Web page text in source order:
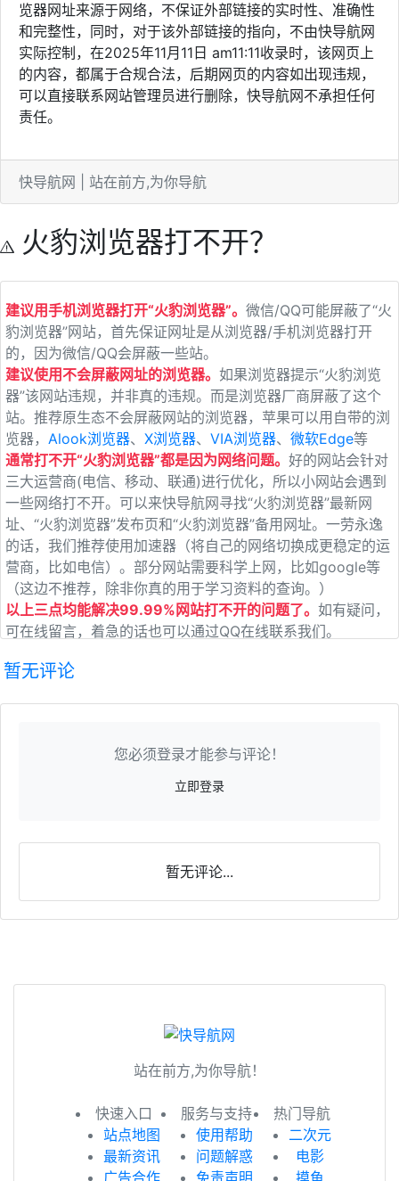
览器网址来源于网络，不保证外部链接的实时性、准确性
和完整性，同时，对于该外部链接的指向，不由快导航网
实际控制，在2025年11月11日 am11:11收录时，该网页上
的内容，都属于合规合法，后期网页的内容如出现违规，
可以直接联系网站管理员进行删除，快导航网不承担任何
责任。
快导航网 | 站在前方,为你导航
火豹浏览器打不开？
建议用手机浏览器打开“火豹浏览器”。 微信/QQ可能屏蔽了“火
豹浏览器”网站，首先保证网址是从浏览器/手机浏览器打开
的，因为微信/QQ会屏蔽一些站。
建议使用不会屏蔽网址的浏览器。 如果浏览器提示“火豹浏览
器”该网站违规，并非真的违规。而是浏览器厂商屏蔽了这个
站。推荐原生态不会屏蔽网站的浏览器，苹果可以用自带的浏
览器， Alook浏览器、 X浏览器、 VIA浏览器、 微软Edge等
通常打不开“火豹浏览器”都是因为网络问题。 好的网站会针对
三大运营商(电信、移动、联通)进行优化，所以小网站会遇到
一些网络打不开。可以来快导航网寻找“火豹浏览器”最新网
址、“火豹浏览器”发布页和“火豹浏览器”备用网址。一劳永逸
的话，我们推荐使用加速器（将自己的网络切换成更稳定的运
营商，比如电信）。部分网站需要科学上网，比如google等
（这边不推荐，除非你真的用于学习资料的查询。）
以上三点均能解决99.99%网站打不开的问题了。 如有疑问，
可在线留言，着急的话也可以通过QQ在线联系我们。
暂无评论
您必须登录才能参与评论！
立即登录
暂无评论...
站在前方,为你导航！
快速入口
站点地图
最新资讯
服务与支持
使用帮助
问题解惑
热门导航
二次元
电影